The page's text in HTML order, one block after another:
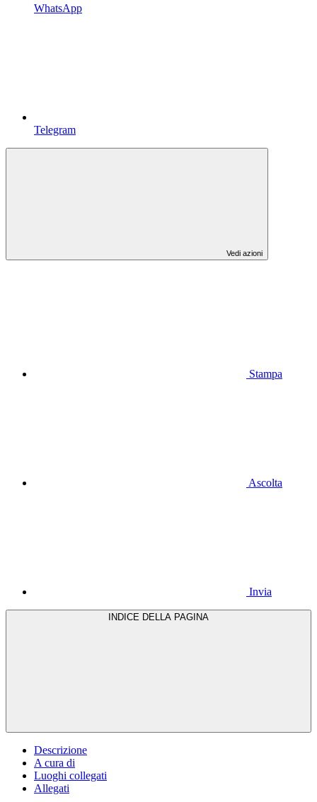
WhatsApp
Telegram
Vedi azioni
Stampa
Ascolta
Invia
Descrizione
A cura di
Luoghi collegati
Allegati